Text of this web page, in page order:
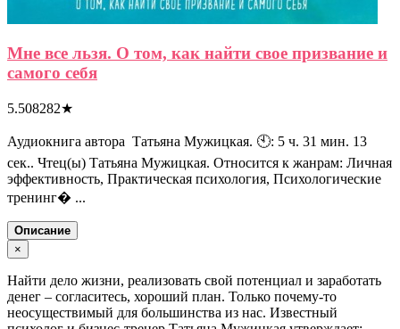
Мне все льзя. О том, как найти свое призвание и
самого себя
5.508282★
Аудиокнига автора Татьяна Мужицкая. 🕙: 5 ч. 31 мин. 13
сек.. Чтец(ы) Татьяна Мужицкая. Относится к жанрам: Личная
эффективность, Практическая психология, Психологические
тренинг� ...
Описание
×
Найти дело жизни, реализовать свой потенциал и заработать
денег – согласитесь, хороший план. Только почему-то
неосуществимый для большинства из нас. Известный